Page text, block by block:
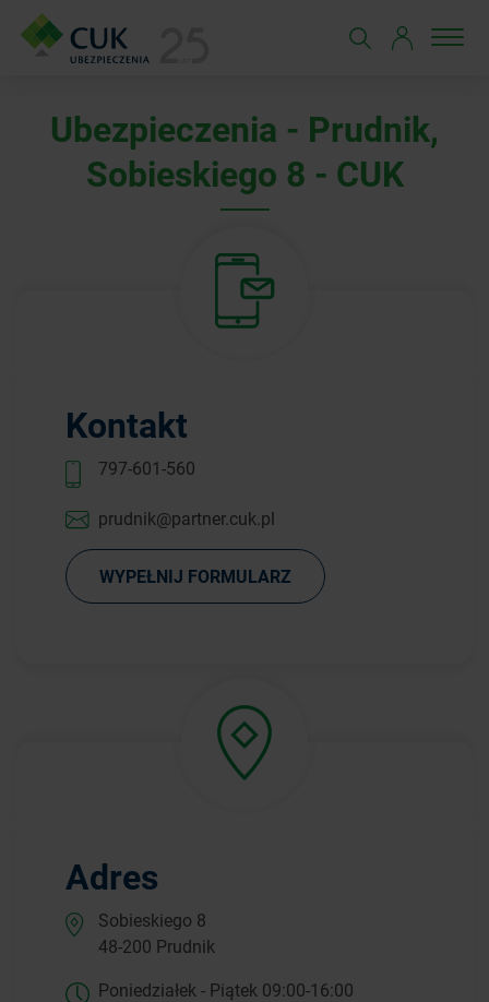
Ubezpieczenia - Prudnik,
Sobieskiego 8 - CUK
Kontakt
797-601-560
prudnik@partner.cuk.pl
WYPEŁNIJ FORMULARZ
Adres
Sobieskiego 8
48-200 Prudnik
Poniedziałek - Piątek 09:00-16:00